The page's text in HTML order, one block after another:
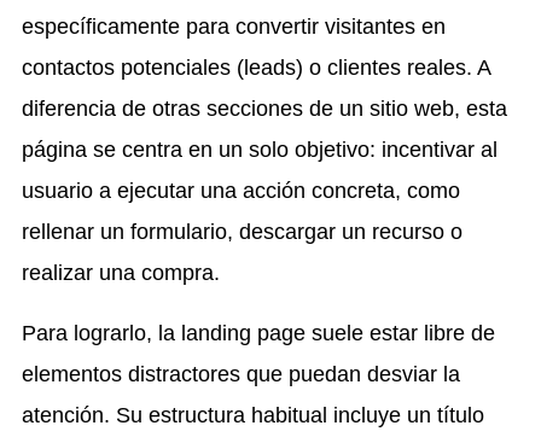
específicamente para convertir visitantes en
contactos potenciales (leads) o clientes reales. A
diferencia de otras secciones de un sitio web, esta
página se centra en un solo objetivo: incentivar al
usuario a ejecutar una acción concreta, como
rellenar un formulario, descargar un recurso o
realizar una compra.
Para lograrlo, la landing page suele estar libre de
elementos distractores que puedan desviar la
atención. Su estructura habitual incluye un título